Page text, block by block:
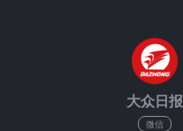
大众日报
微信